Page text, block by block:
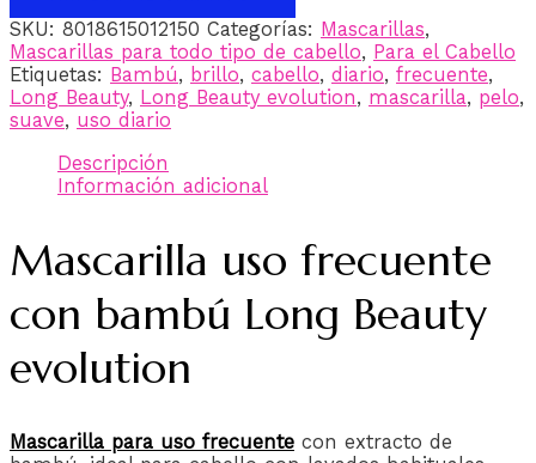
SKU: 8018615012150 Categorías: Mascarillas,
Mascarillas para todo tipo de cabello, Para el Cabello
Etiquetas: Bambú, brillo, cabello, diario, frecuente,
Long Beauty, Long Beauty evolution, mascarilla, pelo,
suave, uso diario
Descripción
Información adicional
Mascarilla uso frecuente
con bambú Long Beauty
evolution
Mascarilla para uso frecuente con extracto de